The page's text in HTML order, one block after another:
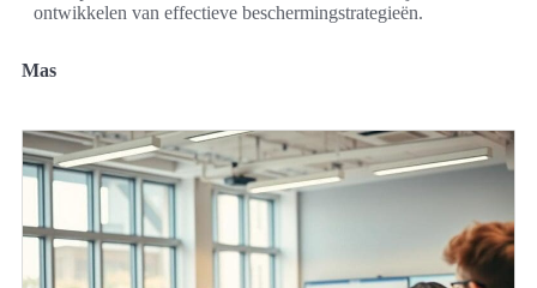
ontwikkelen van effectieve beschermingstrategieën.
Mas